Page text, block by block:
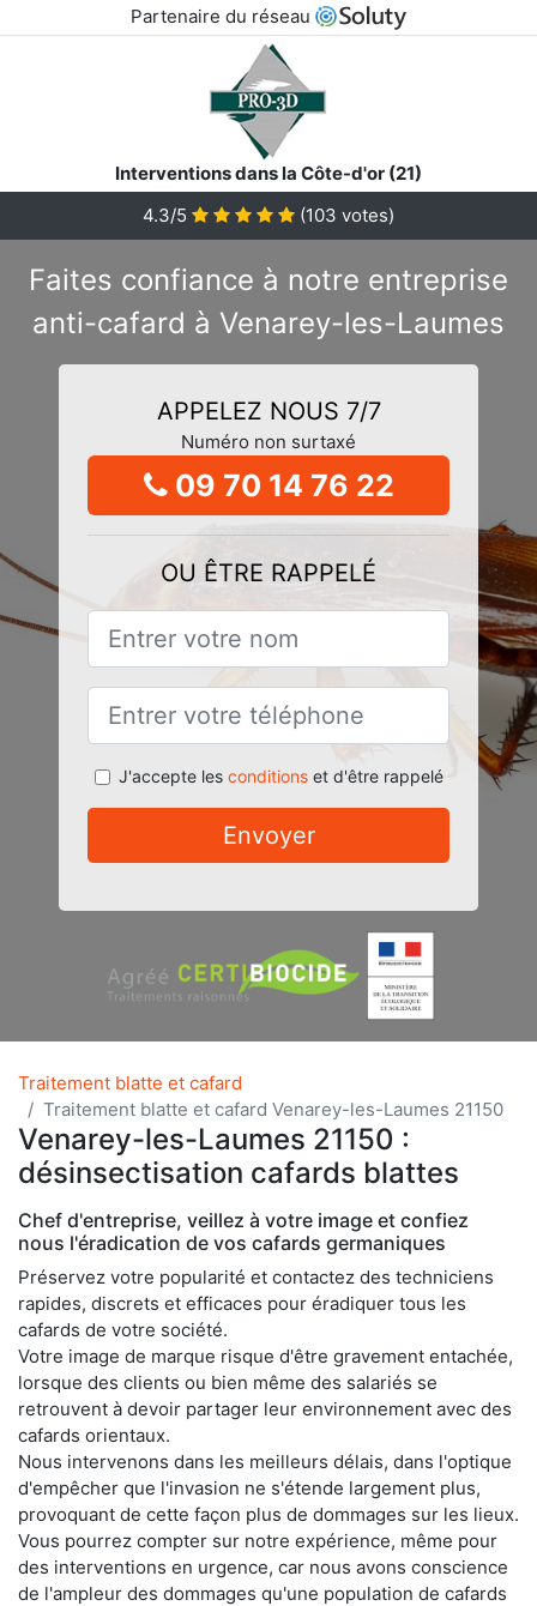
Partenaire du réseau
Interventions dans la Côte-d'or (21)
4.3/5
(103 votes)
Faites confiance à notre entreprise
anti-cafard à Venarey-les-Laumes
APPELEZ NOUS 7/7
Numéro non surtaxé
09 70 14 76 22
OU ÊTRE RAPPELÉ
J'accepte les conditionset d'être rappelé
Envoyer
Traitement blatte et cafard
Traitement blatte et cafard Venarey-les-Laumes 21150
Venarey-les-Laumes 21150 :
désinsectisation cafards blattes
Chef d'entreprise, veillez à votre image et confiez
nous l'éradication de vos cafards germaniques
Préservez votre popularité et contactez des techniciens
rapides, discrets et efficaces pour éradiquer tous les
cafards de votre société.
Votre image de marque risque d'être gravement entachée,
lorsque des clients ou bien même des salariés se
retrouvent à devoir partager leur environnement avec des
cafards orientaux.
Nous intervenons dans les meilleurs délais, dans l'optique
d'empêcher que l'invasion ne s'étende largement plus,
provoquant de cette façon plus de dommages sur les lieux.
Vous pourrez compter sur notre expérience, même pour
des interventions en urgence, car nous avons conscience
de l'ampleur des dommages qu'une population de cafards